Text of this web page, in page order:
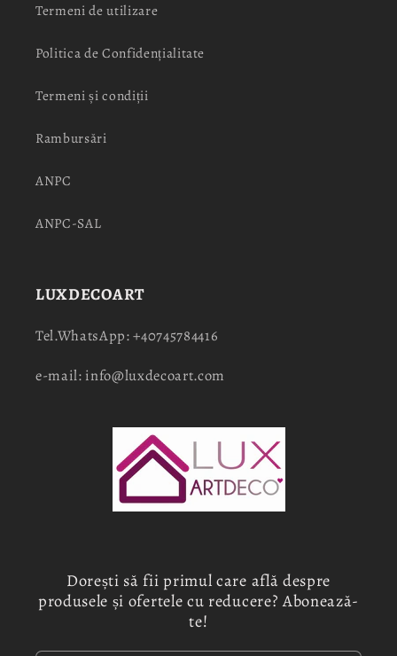
Termeni de utilizare
Politica de Confidențialitate
Termeni și condiții
Rambursări
ANPC
ANPC-SAL
LUXDECOART
Tel.WhatsApp: +40745784416
e-mail: info@luxdecoart.com
Dorești să fii primul care află despre
produsele și ofertele cu reducere? Abonează-
te!